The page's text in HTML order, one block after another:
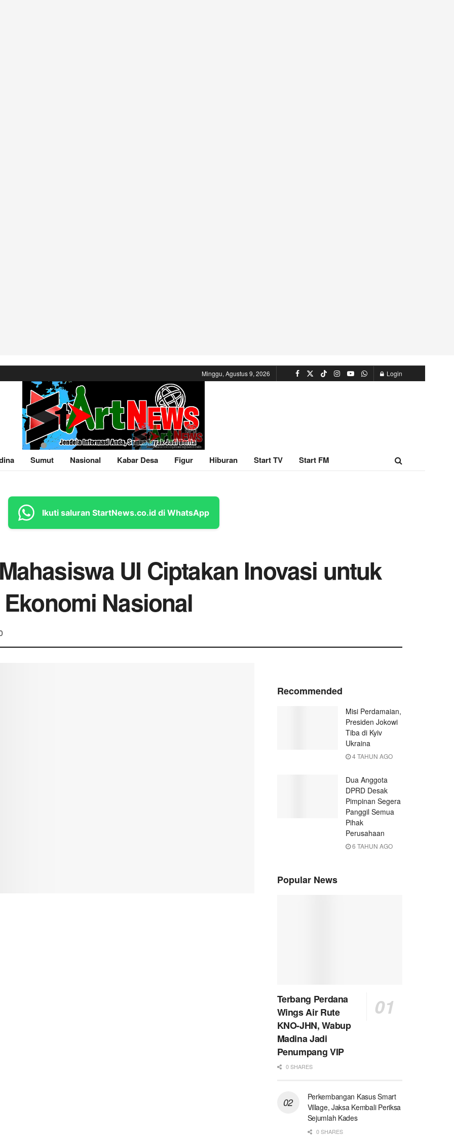
Minggu, Agustus 9, 2026 Login
Sumut Nasional Kabar Desa Figur Hiburan Start TV Start FM
Ikuti saluran StartNews.co.id di WhatsApp
UI Ciptakan Inovasi untuk
Nasional
Recommended
Misi Perdamaian,
Presiden Jokowi
Tiba di Kyiv
Ukraina
4 TAHUN AGO
Dua Anggota
DPRD Desak
Pimpinan Segera
Panggil Semua
Pihak
Perusahaan
6 TAHUN AGO
Popular News
Terbang Perdana
Wings Air Rute
KNO-JHN, Wabup
Madina Jadi
Penumpang VIP
0 SHARES
Perkembangan Kasus Smart
Village, Jaksa Kembali Periksa
Sejumlah Kades
0 SHARES